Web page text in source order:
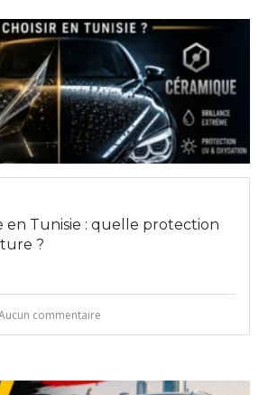
en Tunisie : quelle protection
?
commentaire